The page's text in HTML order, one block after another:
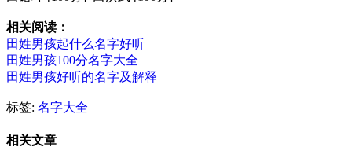
相关阅读：
田姓男孩起什么名字好听
田姓男孩100分名字大全
田姓男孩好听的名字及解释
标签: 名字大全
相关文章